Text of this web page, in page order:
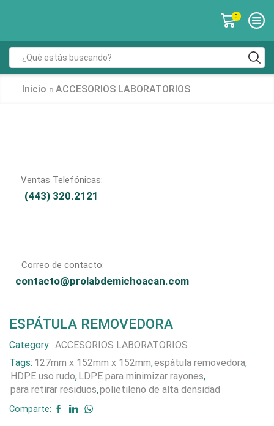
0
Inicio ACCESORIOS LABORATORIOS
Ventas Telefónicas:
(443) 320.2121
Correo de contacto:
contacto@prolabdemichoacan.com
ESPÁTULA REMOVEDORA
Category: ACCESORIOS LABORATORIOS
Tags: 127mm x 152mm x 152mm,espátula removedora,
HDPE uso rudo,LDPE para minimizar rayones,
para retirar residuos,polietileno de alta densidad
Comparte: